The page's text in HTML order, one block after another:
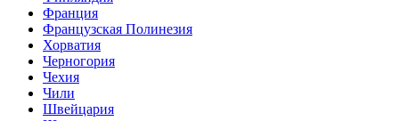
Франция
Французская Полинезия
Хорватия
Черногория
Чехия
Чили
Швейцария